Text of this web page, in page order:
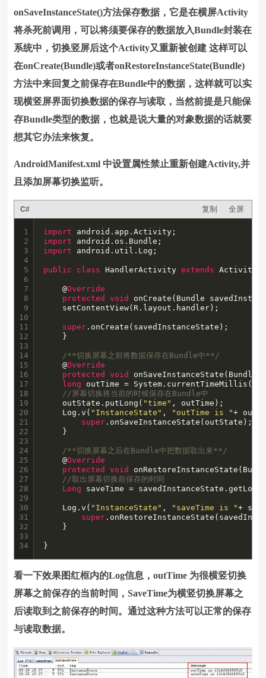
onSaveInstanceState()方法保存数据，它是在横屏Activity
将杀死前调用，可以将须要保存的数据放入Bundle封装在
系统中，切换竖屏后这个Activity又重新被创建 这样可以
在onCreate(Bundle)或者onRestoreInstanceState(Bundle)
方法中来回复之前保存在Bundle中的数据，这样就可以实
现横竖屏界面切换数据的保存与读取，当然前提是只能保
存Bundle类型的数据，也就是说大量的对象数据的话就要
想其它办法来恢复。
AndroidManifest.xml 中设置属性禁止重新创建Activity,并
且添加屏幕切换监听。
C# 复制 全屏
1
2
3
4
5
6
7
8
9
10
11
12
13
14
15
16
17
18
19
20
21
22
23
24
25
26
27
28
29
30
31
32
33
34
import
import
import android.util.Log;
public class HandlerActivity extends Activity
    @
Override
protected
void
onCreate(Bundle
super .onCreate(savedInstanceState);
    }
/**切换屏幕之前将数据保存在Bundle中**/
    @
Override
protected
void
long outTime = System.currentTimeMillis();
//屏幕切换将当前的时候保存在Bundle中
	outState.putLong(
"time" , outTime);
	Log.v(
"InstanceState" , "outTime is "+
super .onSaveInstanceState(outState);
    }
/**切换屏幕之后在Bundle中把数据取出来**/
    @
Override
protected
void
//取出屏幕切换前保存的时间
Long saveTime =
	Log.v(
"InstanceState" , "saveTime is "+
super
    }
}
看一下效果图红框内的Log信息，outTime 为很横竖切换
屏幕之前保存的当前时间，SaveTime为横竖切换屏幕之
后读取到之前保存的时间。通过这种方法可以正常的保存
与读取数据。